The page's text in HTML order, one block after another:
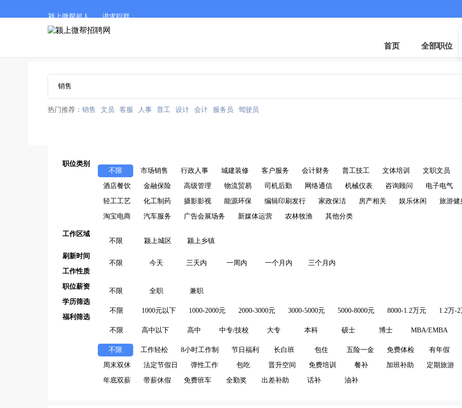
颍上微帮超人 进求职群
首页 全部职位
热门推荐： 销售 文员 客服 人事 普工 设计 会计 服务员 驾驶员
职位类别
不限
市场销售 行政人事 城建装修 客户服务 会计财务 普工技工 文体培训 文职文员
酒店餐饮 金融保险 高级管理 物流贸易 司机后勤 网络通信 机械仪表 咨询顾问 电子电气
轻工工艺 化工制药 摄影影视 能源环保 编辑印刷发行 家政保洁 房产相关 娱乐休闲 旅游健
淘宝电商 汽车服务 广告会展场务 新媒体运营 农林牧渔 其他分类
工作区域
不限
颍上城区 颍上乡镇
刷新时间
不限
今天 三天内 一周内 一个月内
三个月内
工作性质
不限 全职 兼职
职位薪资
不限 1000元以下 1000-2000元 2000-3000元 3000-5000元 5000-8000元 8000-1.2万元 1.2万-
学历筛选
不限 高中以下 高中 中专/技校 大专 本科 硕士 博士 MBA/EMBA
福利筛选
不限 工作轻松 8小时工作制 节日福利 长白班 包住 五险一金 免费体检 有年假
周末双休 法定节假日 弹性工作 包吃 晋升空间 免费培训 餐补 加班补助 定期旅游
年底双薪 带薪休假 免费班车 全勤奖 出差补助 话补 油补